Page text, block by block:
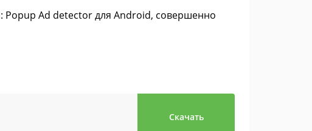
Popup Ad detector для Android, совершенно
Скачать